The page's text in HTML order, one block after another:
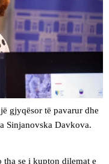
gjyqësor të pavarur dhe
Sinjanovska Davkova.
tha se i kupton dilemat e